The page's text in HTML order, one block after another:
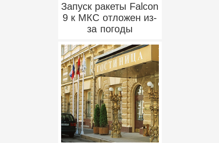
Запуск ракеты Falcon
9 к МКС отложен из-
за погоды